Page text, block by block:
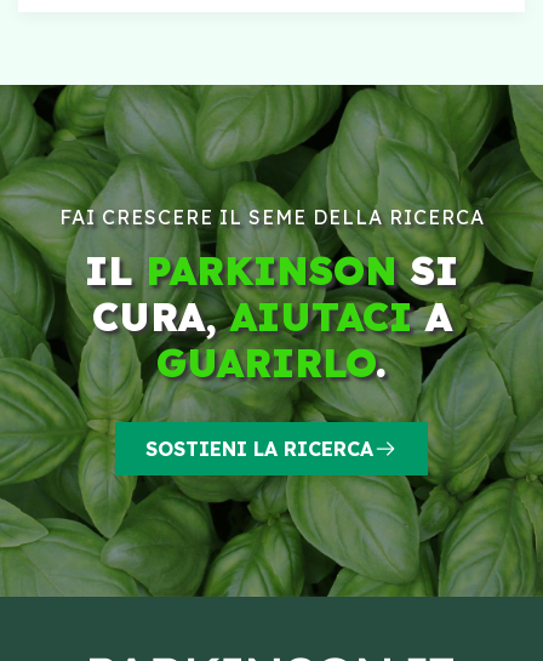
FAI CRESCERE IL SEME DELLA RICERCA
ILPARKINSONSI
CURA,AIUTACIA
GUARIRLO.
SOSTIENI LA RICERCA